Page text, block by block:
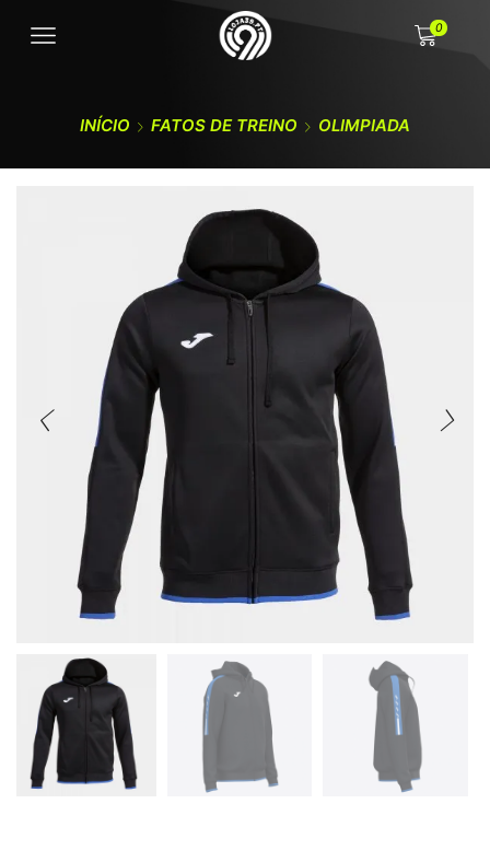
0
INÍCIO FATOS DE TREINO OLIMPIADA